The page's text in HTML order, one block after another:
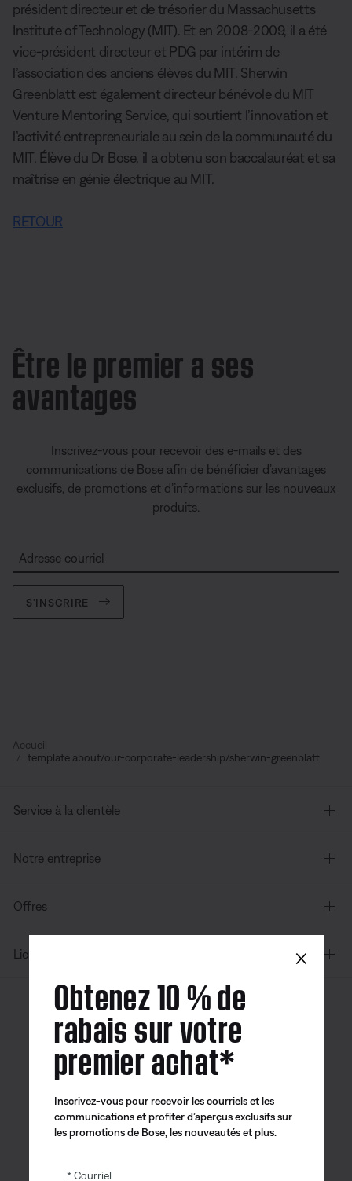
président directeur et de trésorier du Massachusetts
Institute of Technology (MIT). Et en 2008-2009, il a été
vice-président directeur et PDG par intérim de
l’association des anciens élèves du MIT. Sherwin
Greenblatt est également directeur bénévole du MIT
Venture Mentoring Service, qui soutient l’innovation et
l’activité entrepreneuriale au sein de la communauté du
MIT. Élève du Dr Bose, il a obtenu son baccalauréat et sa
maîtrise en génie électrique au MIT.
RETOUR
Être le premier a ses
avantages
Inscrivez-vous pour recevoir des e-mails et des
communications de Bose afin de bénéficier d’avantages
exclusifs, de promotions et d’informations sur les nouveaux
produits.
Adresse courriel
S’INSCRIRE
Accueil
template.about/our-corporate-leadership/sherwin-greenblatt
Service à la clientèle
Notre entreprise
Offres
Liens supplémentaires
| Français
Application
Bose
Bose Connect
Bose QCE
×
Obtenez 10 % de
rabais sur votre
premier achat*
Inscrivez-vous pour recevoir les courriels et les
communications et profiter d’aperçus exclusifs sur
les promotions de Bose, les nouveautés et plus.
Courriel